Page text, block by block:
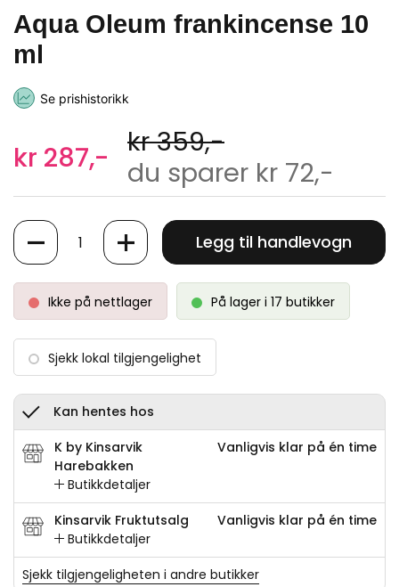
Aqua Oleum frankincense 10
ml
Se prishistorikk
kr 287,- kr 359,-
du sparer kr 72,-
Antall
Legg til handlevogn
Ikke på nettlager På lager i 17 butikker
Sjekk lokal tilgjengelighet
Kan hentes hos
K by Kinsarvik
Harebakken
Butikkdetaljer
Vanligvis klar på én time
Kinsarvik Fruktutsalg
Butikkdetaljer
Vanligvis klar på én time
Sjekk tilgjengeligheten i andre butikker